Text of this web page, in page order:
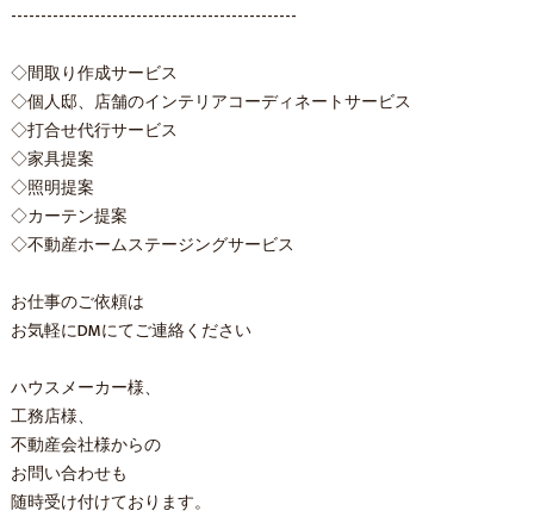
------------------------------------------------
◇間取り作成サービス
◇個人邸、店舗のインテリアコーディネートサービス
◇打合せ代行サービス
◇家具提案
◇照明提案
◇カーテン提案
◇不動産ホームステージングサービス
お仕事のご依頼は
お気軽にDMにてご連絡ください
ハウスメーカー様、
工務店様、
不動産会社様からの
お問い合わせも
随時受け付けております。